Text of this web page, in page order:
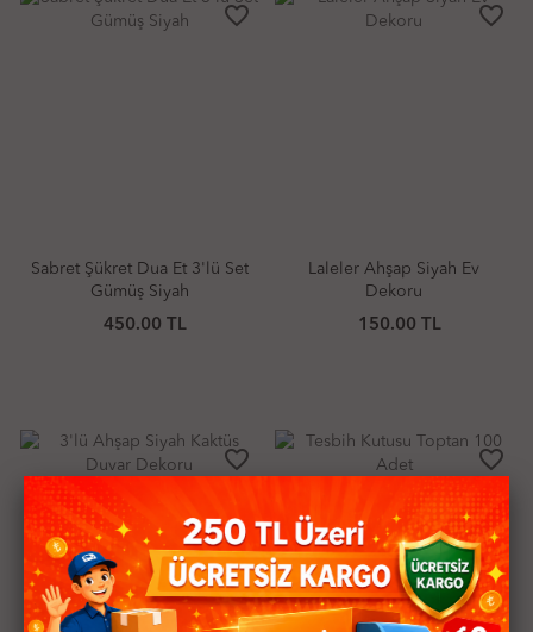
favorite_border
Sabret Şükret Dua Et 3'lü Set
Gümüş Siyah
450.00 TL
favorite_border
Laleler Ahşap Siyah Ev
Dekoru
150.00 TL
favorite_border favorite_border